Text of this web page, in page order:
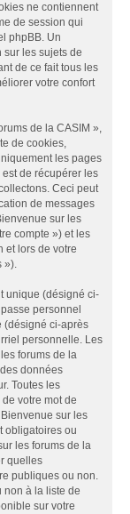
ne contiennent
de session qui
phpBB. Un
les sujets de
de ce fait tous les
votre confort
de la CASIM »,
de cookies,
les pages
de récupérer les
Ceci peut
de messages
sur les
compte ») et les
et lors de votre
»).
unique (désigné ci-
personnel
(désigné ci-après
personnelle. Les
forums de la
données
Toutes les
votre mot de
sur les
obligatoires ou
les forums de la
quelles
publiques ou non.
non à la liste de
sur votre